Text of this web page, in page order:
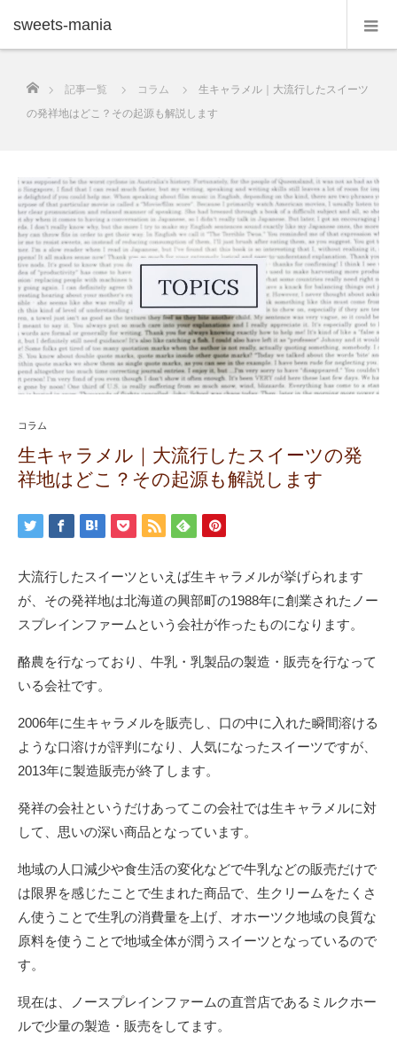
sweets-mania
ホーム
記事一覧 コラム
生キャラメル｜大流行したスイーツ
の発祥地はどこ？その起源も解説します
コラム
生キャラメル｜大流行したスイーツの発
祥地はどこ？その起源も解説します
大流行したスイーツといえば生キャラメルが挙げられます
が、その発祥地は北海道の興部町の1988年に創業されたノー
スプレインファームという会社が作ったものになります。
酪農を行なっており、牛乳・乳製品の製造・販売を行なって
いる会社です。
2006年に生キャラメルを販売し、口の中に入れた瞬間溶ける
ような口溶けが評判になり、人気になったスイーツですが、
2013年に製造販売が終了します。
発祥の会社というだけあってこの会社では生キャラメルに対
して、思いの深い商品となっています。
地域の人口減少や食生活の変化などで牛乳などの販売だけで
は限界を感じたことで生まれた商品で、生クリームをたくさ
ん使うことで生乳の消費量を上げ、オホーツク地域の良質な
原料を使うことで地域全体が潤うスイーツとなっているので
す。
現在は、ノースプレインファームの直営店であるミルクホー
ルで少量の製造・販売をしてます。